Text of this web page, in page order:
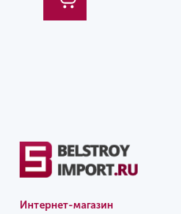
Интернет-магазин